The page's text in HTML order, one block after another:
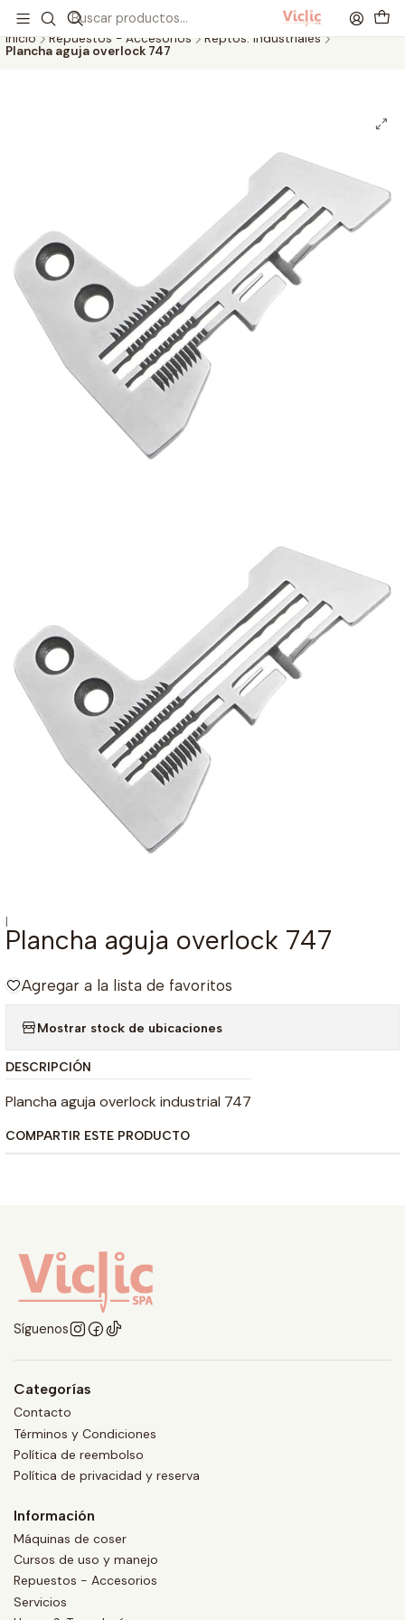
Este es el texto del slide
Leer más
Inicio
Repuestos - Accesorios
Reptos. Industriales
Plancha aguja overlock 747
|
Plancha aguja overlock 747
Agregar a la lista de favoritos
Mostrar stock de ubicaciones
DESCRIPCIÓN
Plancha aguja overlock industrial 747
COMPARTIR ESTE PRODUCTO
Síguenos
Categorías
Contacto
Términos y Condiciones
Política de reembolso
Política de privacidad y reserva
Información
Máquinas de coser
Cursos de uso y manejo
Repuestos - Accesorios
Servicios